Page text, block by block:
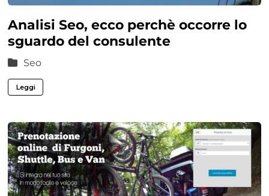
Analisi Seo, ecco perchè occorre lo
sguardo del consulente
Seo
Leggi